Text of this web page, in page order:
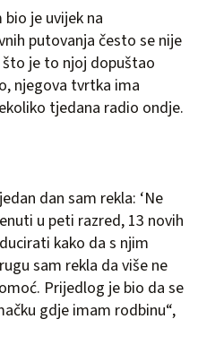
je uvijek na
putovanja često se nije
je to njoj dopuštao
njegova tvrtka ima
tjedana radio ondje.
dan sam rekla: ‘Ne
u peti razred, 13 novih
kako da s njim
sam rekla da više ne
Prijedlog je bio da se
gdje imam rodbinu“,